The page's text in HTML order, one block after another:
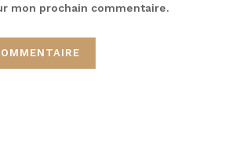
mon prochain commentaire.